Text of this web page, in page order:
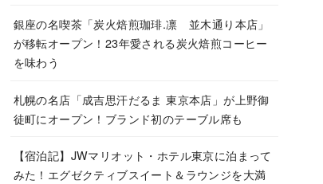
ブ
銀座の名喫茶「炭火焙煎珈琲.凛 並木通り本店」
が移転オープン！23年愛される炭火焙煎コーヒー
を味わう
札幌の名店「成吉思汗だるま 東京本店」が上野御
徒町にオープン！ブランド初のテーブル席も
【宿泊記】JWマリオット・ホテル東京に泊まって
みた！エグゼクティブスイート＆ラウンジを大満